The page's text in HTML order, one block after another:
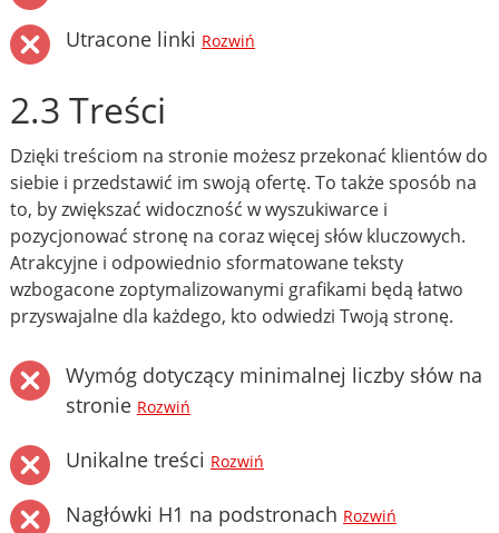
Utracone linki Rozwiń
2.3 Treści
Dzięki treściom na stronie możesz przekonać klientów do
siebie i przedstawić im swoją ofertę. To także sposób na
to, by zwiększać widoczność w wyszukiwarce i
pozycjonować stronę na coraz więcej słów kluczowych.
Atrakcyjne i odpowiednio sformatowane teksty
wzbogacone zoptymalizowanymi grafikami będą łatwo
przyswajalne dla każdego, kto odwiedzi Twoją stronę.
Wymóg dotyczący minimalnej liczby słów na
stronie Rozwiń
Unikalne treści Rozwiń
Nagłówki H1 na podstronach Rozwiń